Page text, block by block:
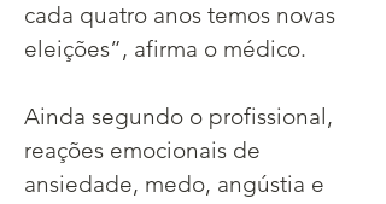
cada quatro anos temos novas
eleições”, afirma o médico.
Ainda segundo o profissional,
reações emocionais de
ansiedade, medo, angústia e